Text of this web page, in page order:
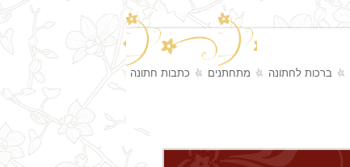
ברכות לחתונה מתחתנים
כתבות חתונה